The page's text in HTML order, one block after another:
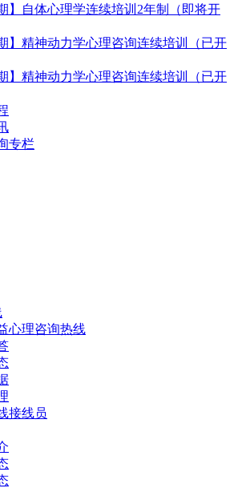
】自体心理学连续培训2年制（即将开
】精神动力学心理咨询连续培训（已开
】精神动力学心理咨询连续培训（已开
专栏
心理咨询热线
接线员